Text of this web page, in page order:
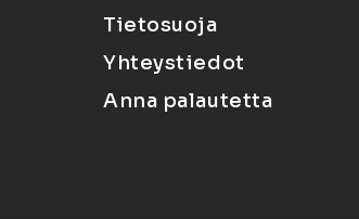
Tietosuoja
Yhteystiedot
Anna palautetta